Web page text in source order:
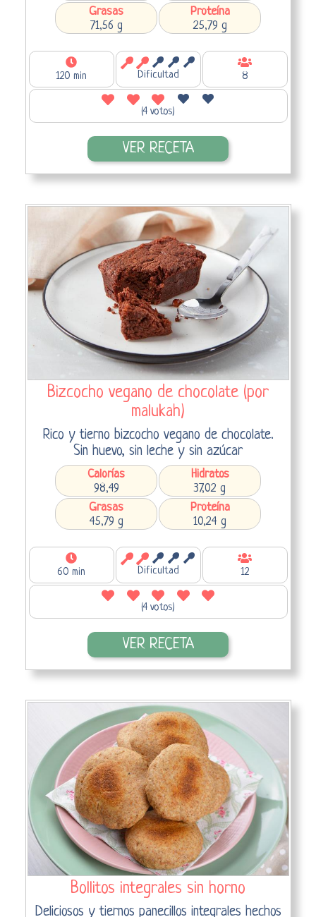
Grasas
71,56 g
Proteína
25,79 g
120 min Dificultad 8
(4 votos)
VER RECETA
Bizcocho vegano de chocolate (por
malukah)
Rico y tierno bizcocho vegano de chocolate.
Sin huevo, sin leche y sin azúcar
Calorías
98,49
Hidratos
37,02 g
Grasas
45,79 g
Proteína
10,24 g
60 min Dificultad 12
(4 votos)
VER RECETA
Bollitos integrales sin horno
Deliciosos y tiernos panecillos integrales hechos